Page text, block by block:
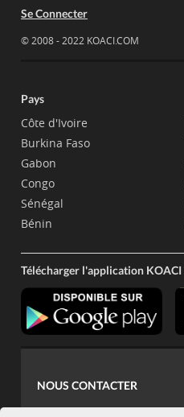
Se Connecter
© 2008 - 2022 KOACI.COM
Pays
Côte d'Ivoire
Burkina Faso
Gabon
Congo
Sénégal
Bénin
Télécharger l'application KOACI
NOUS CONTACTER